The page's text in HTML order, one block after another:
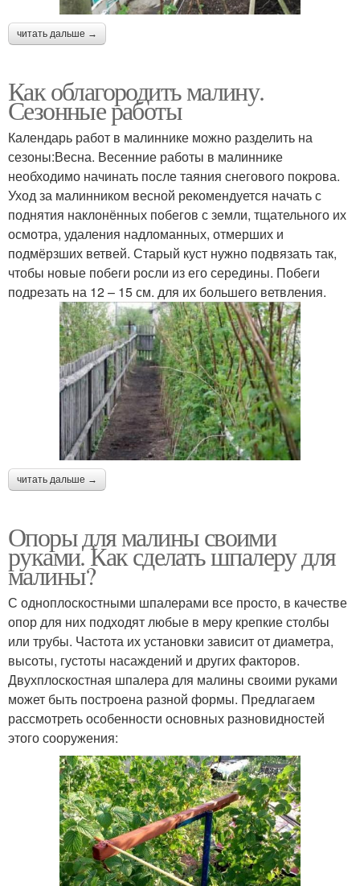
читать дальше →
Как облагородить малину.
Сезонные работы
Календарь работ в малиннике можно разделить на
сезоны:Весна. Весенние работы в малиннике
необходимо начинать после таяния снегового покрова.
Уход за малинником весной рекомендуется начать с
поднятия наклонённых побегов с земли, тщательного их
осмотра, удаления надломанных, отмерших и
подмёрзших ветвей. Старый куст нужно подвязать так,
чтобы новые побеги росли из его середины. Побеги
подрезать на 12 – 15 см. для их большего ветвления.
читать дальше →
Опоры для малины своими
руками. Как сделать шпалеру для
малины?
С одноплоскостными шпалерами все просто, в качестве
опор для них подходят любые в меру крепкие столбы
или трубы. Частота их установки зависит от диаметра,
высоты, густоты насаждений и других факторов.
Двухплоскостная шпалера для малины своими руками
может быть построена разной формы. Предлагаем
рассмотреть особенности основных разновидностей
этого сооружения: